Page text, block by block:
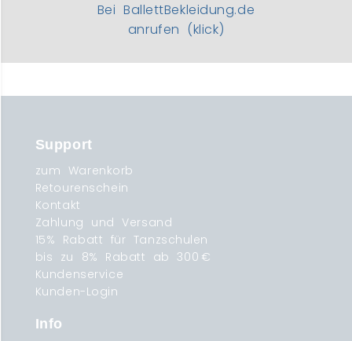
Bei BallettBekleidung.de
anrufen (klick)
Support
zum Warenkorb
Retourenschein
Kontakt
Zahlung und Versand
15% Rabatt für Tanzschulen
bis zu 8% Rabatt ab 300 €
Kundenservice
Kunden-Login
Info